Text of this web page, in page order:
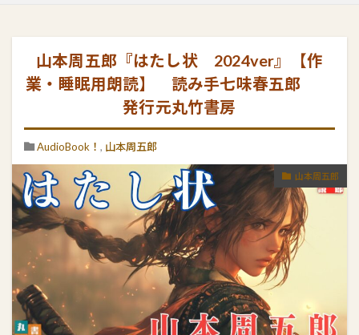
山本周五郎『はたし状 2024ver』【作
業・睡眠用朗読】 読み手七味春五郎
発行元丸竹書房
AudioBook！ , 山本周五郎
山本周五郎